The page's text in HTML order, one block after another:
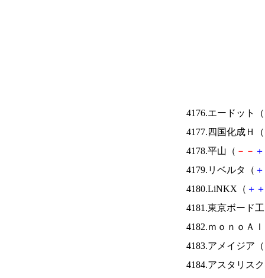
4176.エードット（
4177.四国化成Ｈ（
4178.平山（ － － ＋
4179.リベルタ（ ＋
4180.LiNKX（ ＋ ＋
4181.東京ボード
4182.ｍｏｎｏＡ
4183.アメイジア（
4184.アスタリス